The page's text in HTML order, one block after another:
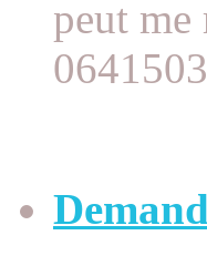
peut me